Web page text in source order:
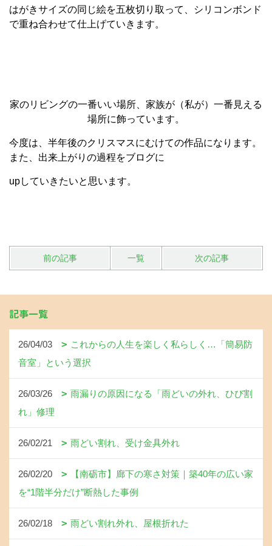
はがきサイズの同じ絵を五枚切り取って、シリコンボンド
で重ね合わせて仕上げていきます。
家のリビングの一番いい場所、家族が（私が）一番見える
場所に飾っています。
今度は、半年後のクリスマスにむけての作品になります。
また、出来上がりの過程をブログに
upしていきたいと思います。
前の記事 一覧 次の記事
記事一覧
26/04/03
これからの人生を楽しく私らしく…「簡易防
音室」という選択
26/03/26
雨漏りの原因になる「雨どいの外れ、ひび割
れ」修理
26/02/21 雨どい割れ、受け金具外れ
26/02/20
【南砺市】廊下の寒さ対策｜築40年の広い家
を“1階半分だけ”断熱した事例
26/02/18 雨どい割れ外れ、屋根折れた